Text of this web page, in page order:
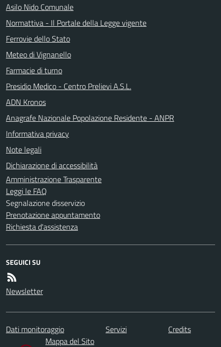
Asilo Nido Comunale
Normattiva - Il Portale della Legge vigente
Ferrovie dello Stato
Meteo di Vignanello
Farmacie di turno
Presidio Medico - Centro Prelievi A.S.L.
ADN Kronos
Anagrafe Nazionale Popolazione Residente - ANPR
Informativa privacy
Note legali
Dichiarazione di accessibilità
Amministrazione Trasparente
Leggi le FAQ
Segnalazione disservizio
Prenotazione appuntamento
Richiesta d'assistenza
SEGUICI SU
Newsletter
Dati monitoraggio Servizi
Credits
Mappa del Sito